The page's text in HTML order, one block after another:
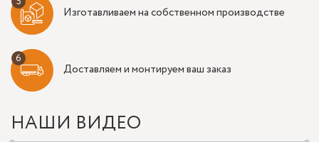
Изготавливаем на собственном производстве
Доставляем и монтируем ваш заказ
НАШИ ВИДЕО